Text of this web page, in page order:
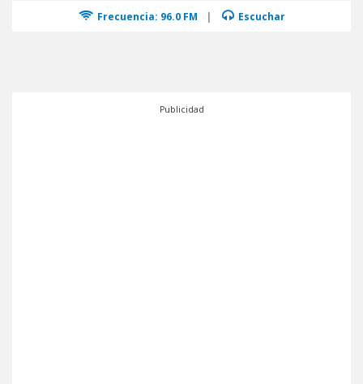
Frecuencia: 96.0 FM | Escuchar
Publicidad